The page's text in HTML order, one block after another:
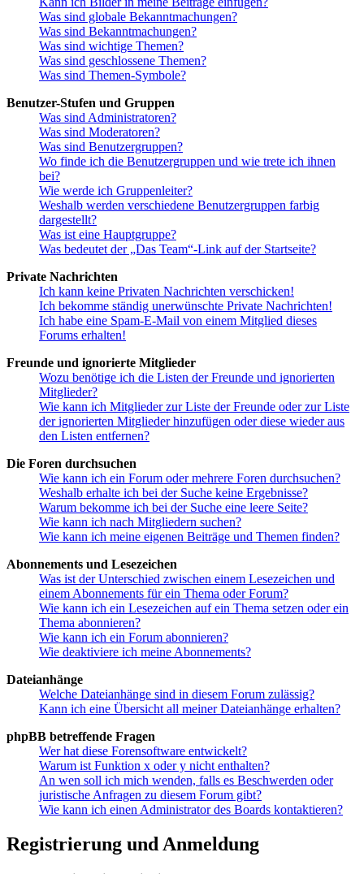
Was sind globale Bekanntmachungen?
Was sind Bekanntmachungen?
Was sind wichtige Themen?
Was sind geschlossene Themen?
Was sind Themen-Symbole?
Benutzer-Stufen und Gruppen
Was sind Administratoren?
Was sind Moderatoren?
Was sind Benutzergruppen?
Wo finde ich die Benutzergruppen und wie trete ich ihnen
bei?
Wie werde ich Gruppenleiter?
Weshalb werden verschiedene Benutzergruppen farbig
dargestellt?
Was ist eine Hauptgruppe?
Was bedeutet der „Das Team“-Link auf der Startseite?
Private Nachrichten
Ich kann keine Privaten Nachrichten verschicken!
Ich bekomme ständig unerwünschte Private Nachrichten!
Ich habe eine Spam-E-Mail von einem Mitglied dieses
Forums erhalten!
Freunde und ignorierte Mitglieder
Wozu benötige ich die Listen der Freunde und ignorierten
Mitglieder?
Wie kann ich Mitglieder zur Liste der Freunde oder zur Liste
der ignorierten Mitglieder hinzufügen oder diese wieder aus
den Listen entfernen?
Die Foren durchsuchen
Wie kann ich ein Forum oder mehrere Foren durchsuchen?
Weshalb erhalte ich bei der Suche keine Ergebnisse?
Warum bekomme ich bei der Suche eine leere Seite?
Wie kann ich nach Mitgliedern suchen?
Wie kann ich meine eigenen Beiträge und Themen finden?
Abonnements und Lesezeichen
Was ist der Unterschied zwischen einem Lesezeichen und
einem Abonnements für ein Thema oder Forum?
Wie kann ich ein Lesezeichen auf ein Thema setzen oder ein
Thema abonnieren?
Wie kann ich ein Forum abonnieren?
Wie deaktiviere ich meine Abonnements?
Dateianhänge
Welche Dateianhänge sind in diesem Forum zulässig?
Kann ich eine Übersicht all meiner Dateianhänge erhalten?
phpBB betreffende Fragen
Wer hat diese Forensoftware entwickelt?
Warum ist Funktion x oder y nicht enthalten?
An wen soll ich mich wenden, falls es Beschwerden oder
juristische Anfragen zu diesem Forum gibt?
Wie kann ich einen Administrator des Boards kontaktieren?
Registrierung und Anmeldung